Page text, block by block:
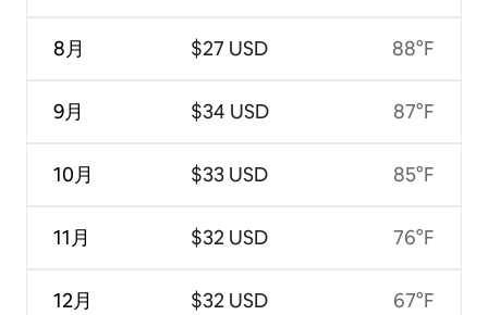
8月
9月
10月
11月
12月
$27 USD
$34 USD
$33 USD
$32 USD
$32 USD
88°F
87°F
85°F
76°F
67°F